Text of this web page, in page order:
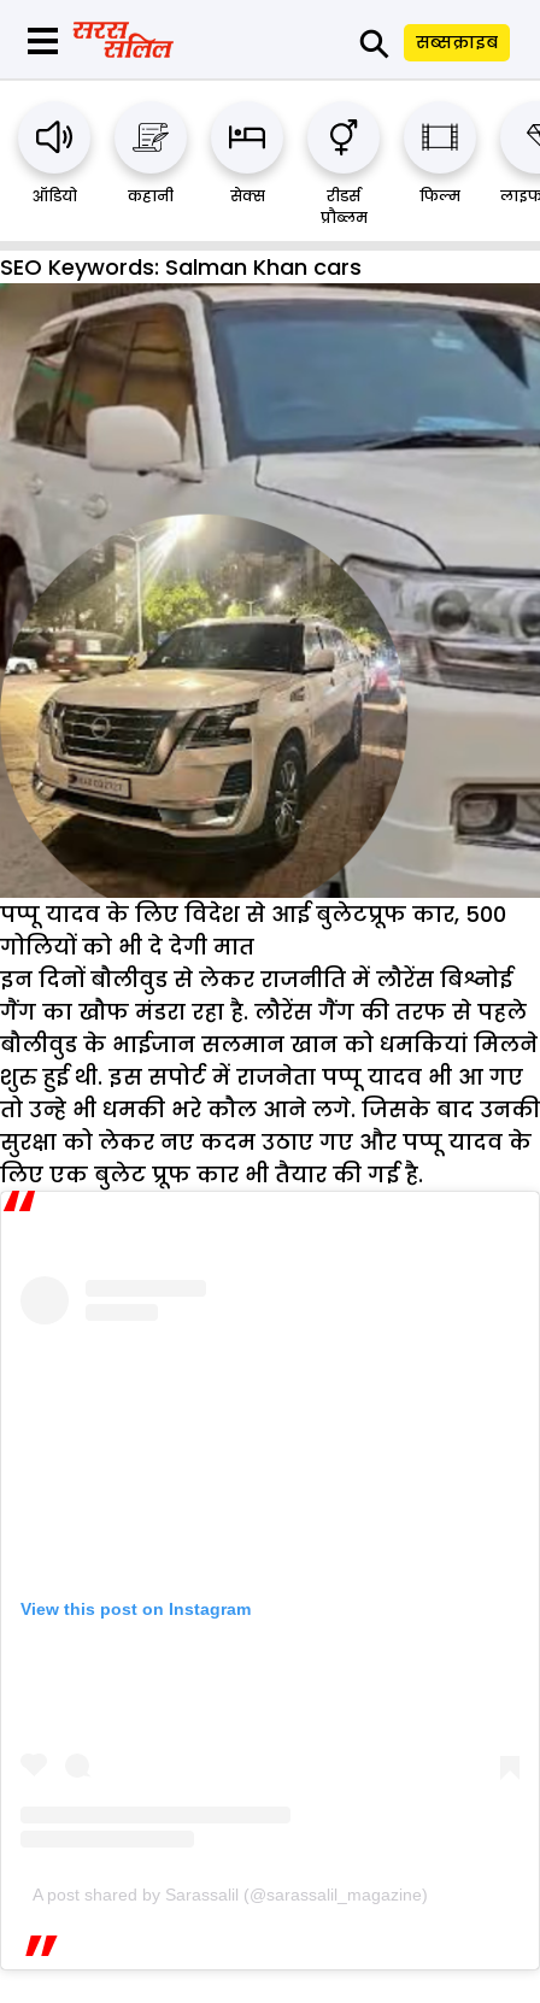
⚲ सब्सक्राइब
ऑडियो कहानी सेक्स
रीडर्स
प्रौब्लम
फिल्म
SEO Keywords: Salman Khan cars
पप्पू यादव के लिए विदेश से आई बुलेटप्रूफ कार, 500
गोलियों को भी दे देगी मात
इन दिनों बौलीवुड से लेकर राजनीति में लौरेंस बिश्नोई
गैंग का खौफ मंडरा रहा है. लौरेंस गैंग की तरफ से पहले
बौलीवुड के भाईजान सलमान खान को धमकियां मिलने
शुरु हुई थी. इस सपोर्ट में राजनेता पप्पू यादव भी आ गए
तो उन्हे भी धमकी भरे कौल आने लगे. जिसके बाद उनकी
सुरक्षा को लेकर नए कदम उठाए गए और पप्पू यादव के
लिए एक बुलेट प्रूफ कार भी तैयार की गई है.
View this post on Instagram
A post shared by Sarassalil (@sarassalil_magazine)